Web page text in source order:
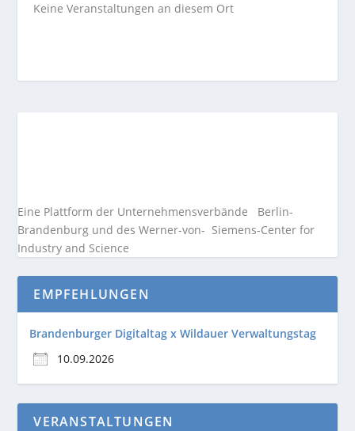
Keine Veranstaltungen an diesem Ort
Eine Plattform der Unternehmensverbände Berlin-
Brandenburg und des Werner-von- Siemens-Center for
Industry and Science
EMPFEHLUNGEN
Brandenburger Digitaltag x Wildauer Verwaltungstag
10.09.2026
VERANSTALTUNGEN